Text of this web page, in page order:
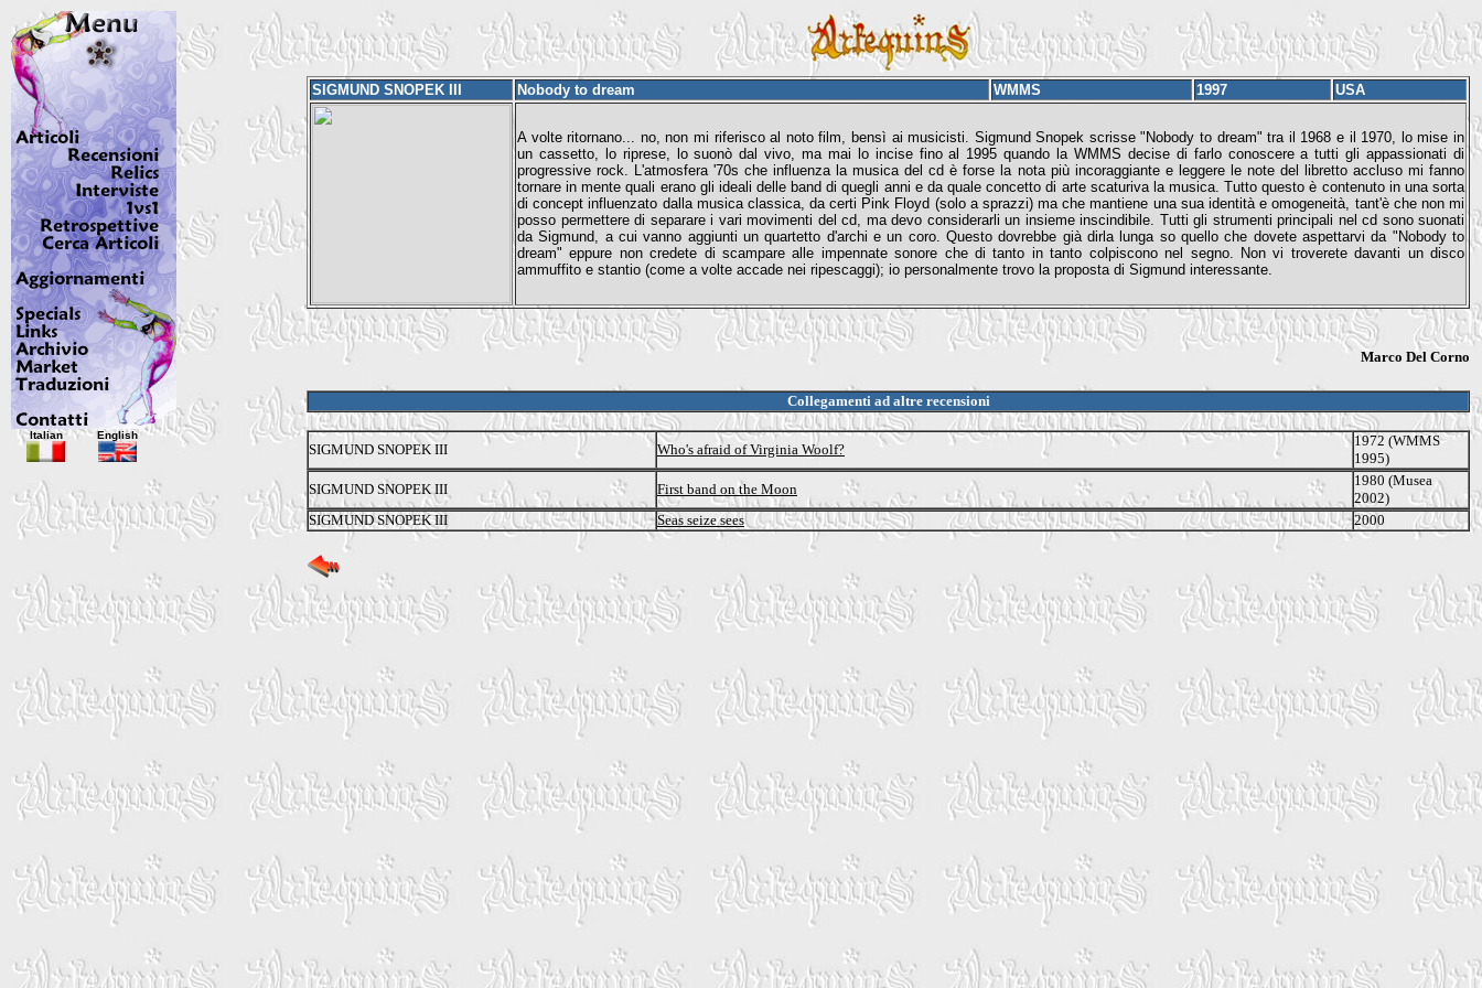
SIGMUND SNOPEK III Nobody to dream WMMS 1997 USA
A volte ritornano... no, non mi riferisco al noto film, bensì ai musicisti. Sigmund Snopek scrisse "Nobody to dream" tra il 1968 e il 1970, lo mise in
un cassetto, lo riprese, lo suonò dal vivo, ma mai lo incise fino al 1995 quando la WMMS decise di farlo conoscere a tutti gli appassionati di
progressive rock. L'atmosfera '70s che influenza la musica del cd è forse la nota più incoraggiante e leggere le note del libretto accluso mi fanno
tornare in mente quali erano gli ideali delle band di quegli anni e da quale concetto di arte scaturiva la musica. Tutto questo è contenuto in una sorta
di concept influenzato dalla musica classica, da certi Pink Floyd (solo a sprazzi) ma che mantiene una sua identità e omogeneità, tant'è che non mi
posso permettere di separare i vari movimenti del cd, ma devo considerarli un insieme inscindibile. Tutti gli strumenti principali nel cd sono suonati
da Sigmund, a cui vanno aggiunti un quartetto d'archi e un coro. Questo dovrebbe già dirla lunga so quello che dovete aspettarvi da "Nobody to
dream" eppure non credete di scampare alle impennate sonore che di tanto in tanto colpiscono nel segno. Non vi troverete davanti un disco
ammuffito e stantio (come a volte accade nei ripescaggi); io personalmente trovo la proposta di Sigmund interessante.
Marco Del Corno
Collegamenti ad altre recensioni
SIGMUND SNOPEK III Who's afraid of Virginia Woolf?
1972 (WMMS
1995)
SIGMUND SNOPEK III
First band on the Moon
1980 (Musea
2002)
SIGMUND SNOPEK III
Seas seize sees 2000
Italian English